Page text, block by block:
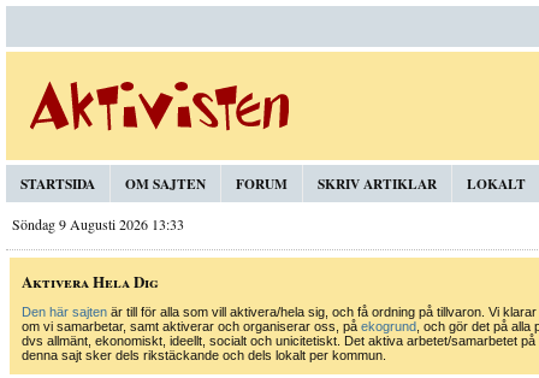
STARTSIDA OM SAJTEN FORUM SKRIV ARTIKLAR LOKALT
Söndag 9 Augusti 2026 13:33
Aktivera Hela Dig
Den här sajten är till för alla som vill aktivera/hela sig, och få ordning på tillvaron. Vi klarar
om vi samarbetar, samt aktiverar och organiserar oss, på ekogrund , och gör det på alla
dvs allmänt, ekonomiskt, ideellt, socialt och unicitetiskt. Det aktiva arbetet/samarbetet på
denna sajt sker dels rikstäckande och dels lokalt per kommun.